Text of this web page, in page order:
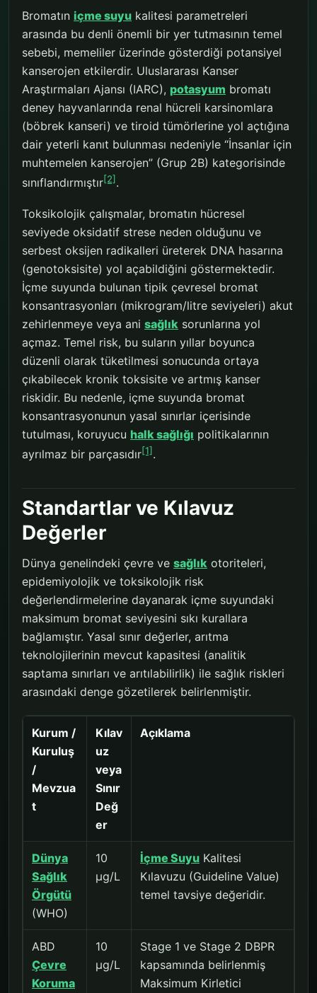
Bromatın içme suyu kalitesi parametreleri
arasında bu denli önemli bir yer tutmasının temel
sebebi, memeliler üzerinde gösterdiği potansiyel
kanserojen etkilerdir. Uluslararası Kanser
Araştırmaları Ajansı (IARC), potasyum bromatı
deney hayvanlarında renal hücreli karsinomlara
(böbrek kanseri) ve tiroid tümörlerine yol açtığına
dair yeterli kanıt bulunması nedeniyle “İnsanlar için
muhtemelen kanserojen” (Grup 2B) kategorisinde
sınıflandırmıştır[2] .
Toksikolojik çalışmalar, bromatın hücresel
seviyede oksidatif strese neden olduğunu ve
serbest oksijen radikalleri üreterek DNA hasarına
(genotoksisite) yol açabildiğini göstermektedir.
İçme suyunda bulunan tipik çevresel bromat
konsantrasyonları (mikrogram/litre seviyeleri) akut
zehirlenmeye veya ani sağlık sorunlarına yol
açmaz. Temel risk, bu suların yıllar boyunca
düzenli olarak tüketilmesi sonucunda ortaya
çıkabilecek kronik toksisite ve artmış kanser
riskidir. Bu nedenle, içme suyunda bromat
konsantrasyonunun yasal sınırlar içerisinde
tutulması, koruyucu halk sağlığı politikalarının
ayrılmaz bir parçasıdır[1] .
Standartlar ve Kılavuz
Değerler
Dünya genelindeki çevre ve sağlık otoriteleri,
epidemiyolojik ve toksikolojik risk
değerlendirmelerine dayanarak içme suyundaki
maksimum bromat seviyesini sıkı kurallara
bağlamıştır. Yasal sınır değerler, arıtma
teknolojilerinin mevcut kapasitesi (analitik
saptama sınırları ve arıtılabilirlik) ile sağlık riskleri
arasındaki denge gözetilerek belirlenmiştir.
Kurum /
Kuruluş
/
Mevzua
t
Kılav
uz
veya
Sınır
Değ
er
Açıklama
Dünya
Sağlık
Örgütü
(WHO)
10
µg/L
İçme Suyu Kalitesi
Kılavuzu (Guideline Value)
temel tavsiye değeridir.
ABD
Çevre
Koruma
10
µg/L
Stage 1 ve Stage 2 DBPR
kapsamında belirlenmiş
Maksimum Kirletici